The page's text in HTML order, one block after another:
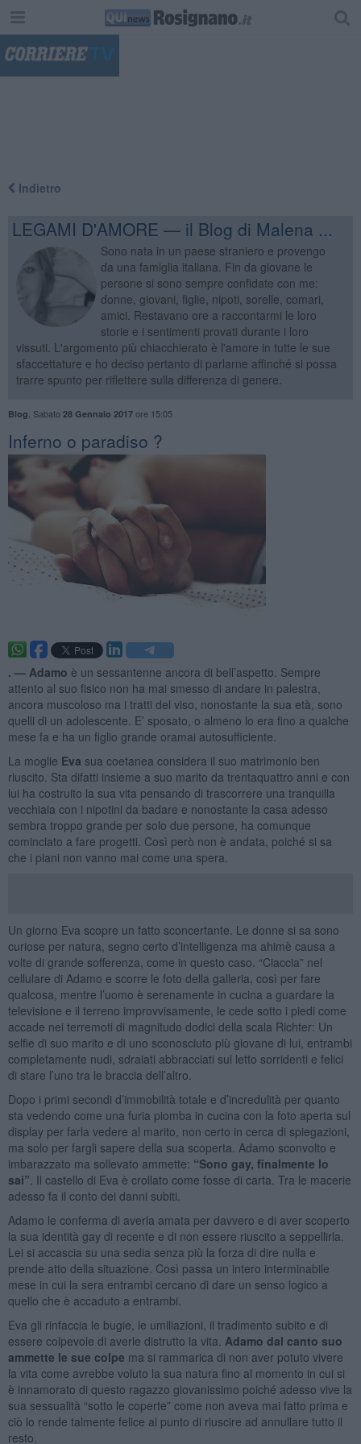
Indietro
LEGAMI D'AMORE — il Blog di Malena ...
Sono nata in un paese straniero e provengo
da una famiglia italiana. Fin da giovane le
persone si sono sempre confidate con me:
donne, giovani, figlie, nipoti, sorelle, comari,
amici. Restavano ore a raccontarmi le loro
storie e i sentimenti provati durante i loro
vissuti. L'argomento più chiacchierato è l'amore in tutte le sue
sfaccettature e ho deciso pertanto di parlarne affinché si possa
trarre spunto per riflettere sulla differenza di genere.
Blog Sabato 28 Gennaio 2017ore 15:05
Inferno o paradiso ?
. — Adamo è un sessantenne ancora di bell’aspetto. Sempre
attento al suo fisico non ha mai smesso di andare in palestra,
ancora muscoloso ma i tratti del viso, nonostante la sua età, sono
quelli di un adolescente. E’ sposato, o almeno lo era fino a qualche
mese fa e ha un figlio grande oramai autosufficiente.
La moglie Eva sua coetanea considera il suo matrimonio ben
riuscito. Sta difatti insieme a suo marito da trentaquattro anni e con
lui ha costruito la sua vita pensando di trascorrere una tranquilla
vecchiaia con i nipotini da badare e nonostante la casa adesso
sembra troppo grande per solo due persone, ha comunque
cominciato a fare progetti. Così però non è andata, poiché si sa
che i piani non vanno mai come una spera.
Un giorno Eva scopre un fatto sconcertante. Le donne si sa sono
curiose per natura, segno certo d’intelligenza ma ahimè causa a
volte di grande sofferenza, come in questo caso. “Ciaccia” nel
cellulare di Adamo e scorre le foto della galleria, così per fare
qualcosa, mentre l’uomo è serenamente in cucina a guardare la
televisione e il terreno improvvisamente, le cede sotto i piedi come
accade nei terremoti di magnitudo dodici della scala Richter: Un
selfie di suo marito e di uno sconosciuto più giovane di lui, entrambi
completamente nudi, sdraiati abbracciati sul letto sorridenti e felici
di stare l’uno tra le braccia dell’altro.
Dopo i primi secondi d’immobilità totale e d’incredulità per quanto
sta vedendo come una furia piomba in cucina con la foto aperta sul
display per farla vedere al marito, non certo in cerca di spiegazioni,
ma solo per fargli sapere della sua scoperta. Adamo sconvolto e
imbarazzato ma sollevato ammette: “Sono gay, finalmente lo
sai” . Il castello di Eva è crollato come fosse di carta. Tra le macerie
adesso fa il conto dei danni subiti.
Adamo le conferma di averla amata per davvero e di aver scoperto
la sua identità gay di recente e di non essere riuscito a seppellirla.
Lei si accascia su una sedia senza più la forza di dire nulla e
prende atto della situazione. Così passa un intero interminabile
mese in cui la sera entrambi cercano di dare un senso logico a
quello che è accaduto a entrambi.
Eva gli rinfaccia le bugie, le umiliazioni, il tradimento subito e di
essere colpevole di averle distrutto la vita. Adamo dal canto suo
ammette le sue colpe ma si rammarica di non aver potuto vivere
la vita come avrebbe voluto la sua natura fino al momento in cui si
è innamorato di questo ragazzo giovanissimo poiché adesso vive la
sua sessualità “sotto le coperte” come non aveva mai fatto prima e
ciò lo rende talmente felice al punto di riuscire ad annullare tutto il
resto.